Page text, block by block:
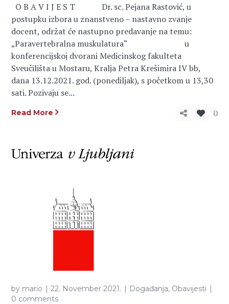
O B A V I J E S T Dr. sc. Pejana Rastović, u
postupku izbora u znanstveno – nastavno zvanje
docent, održat će nastupno predavanje na temu:
„Paravertebralna muskulatura“ u
konferencijskoj dvorani Medicinskog fakulteta
Sveučilišta u Mostaru, Kralja Petra Krešimira IV bb,
dana 13.12.2021. god. (ponediljak), s početkom u 13,30
sati. Pozivaju se...
Read More 0
by mario 22. November 2021. Događanja, Obavijesti
0 comments